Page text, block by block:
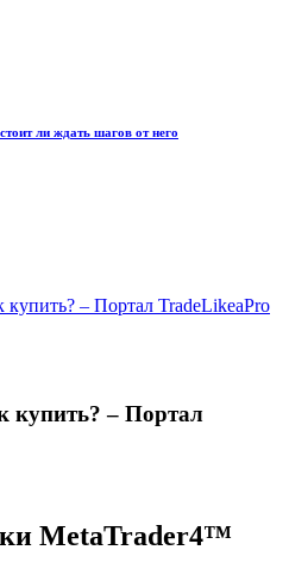
ли ждать шагов от него
купить? – Портал TradeLikeaPro
купить? – Портал
MetaTrader4™